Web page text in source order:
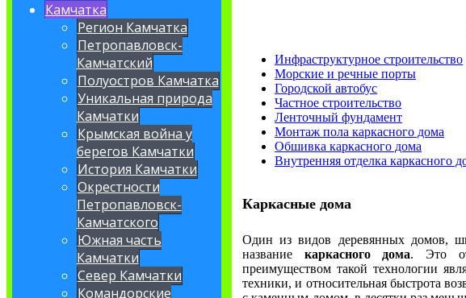
Камчатка
Регион Камчатка
Петропавловск-
Камчатский
Полуостров Камчатка
Уникальная природа
Камчатки
Крымская война у
берегов Камчатки
История Камчатки
Окрестности
Петропавловск-
Камчатского
Южная часть
Камчатки
Север Камчатки
Командорские
Инфраструктурное строительство
Морские и речные порты
Городской автобус
Частное строительство
Ленточный фундамент
Монтаж пола каркасного дома
Обшивка каркасного дома
Внутренняя отделка каркасного
Каркасные дома
Один из видов деревянных домов,
название каркасного дома. Это
преимуществом такой технологии
техники, и относительная быстрота